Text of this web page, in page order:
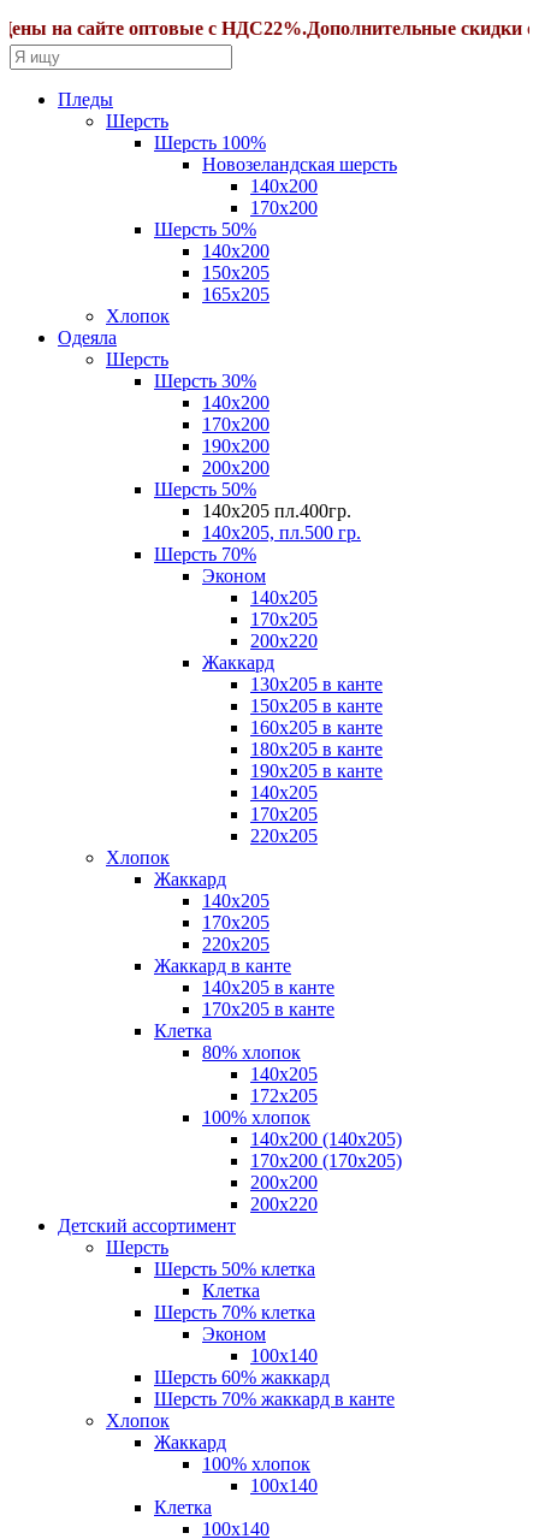
оптовые с НДС22%.Дополнительные скидки от
Пледы
Шерсть
Шерсть 100%
Новозеландская шерсть
140х200
170x200
Шерсть 50%
140x200
150х205
165х205
Хлопок
Одеяла
Шерсть
Шерсть 30%
140х200
170х200
190х200
200х200
Шерсть 50%
140х205 пл.400гр.
140х205, пл.500 гр.
Шерсть 70%
Эконом
140х205
170х205
200х220
Жаккард
130х205 в канте
150х205 в канте
160х205 в канте
180х205 в канте
190х205 в канте
140х205
170х205
220х205
Хлопок
Жаккард
140x205
170х205
220х205
Жаккард в канте
140х205 в канте
170х205 в канте
Клетка
80% хлопок
140x205
172х205
100% хлопок
140x200 (140х205)
170x200 (170х205)
200х200
200х220
Детский ассортимент
Шерсть
Шерсть 50% клетка
Клетка
Шерсть 70% клетка
Эконом
100x140
Шерсть 60% жаккард
Шерсть 70% жаккард в канте
Хлопок
Жаккард
100% хлопок
100x140
Клетка
100х140